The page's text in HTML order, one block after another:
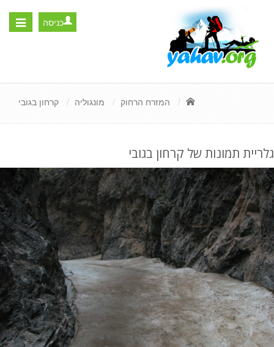
Toggle
כניסה
המזרח הרחוק מונגוליה קרחון בגובי
גלריית תמונות של קרחון בגובי